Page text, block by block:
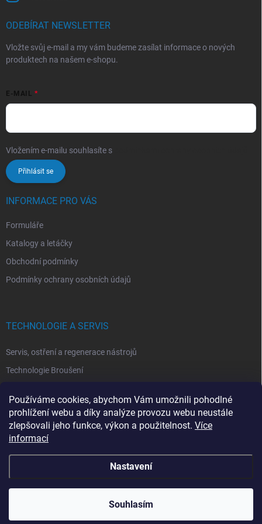
Používáme cookies, abychom Vám umožnili pohodlné
prohlížení webu a díky analýze provozu webu neustále
zlepšovali jeho funkce, výkon a použitelnost. Více
informací
Nastavení
Souhlasím
ODEBÍRAT NEWSLETTER
Vložte svůj e-mail a my vám budeme zasílat informace o nových
produktech na našem e-shopu.
E-MAIL
Vložením e-mailu souhlasíte s
Přihlásit se
INFORMACE PRO VÁS
Formuláře
Katalogy a letáčky
Obchodní podmínky
Podmínky ochrany osobních údajů
TECHNOLOGIE A SERVIS
Servis, ostření a regenerace nástrojů
Technologie Broušení
Technologie Laserová Ablace
Copyright 2026ITA TOOLS ČESKO. Všechna práva vyhrazena.Upravit
nastavení cookies